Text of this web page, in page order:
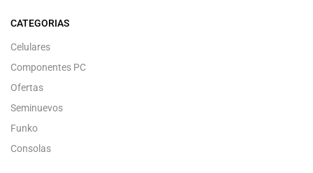
CATEGORIAS
Celulares
Componentes PC
Ofertas
Seminuevos
Funko
Consolas